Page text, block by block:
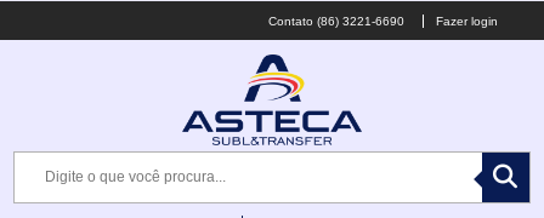
(86) 3221-6690 Fazer login